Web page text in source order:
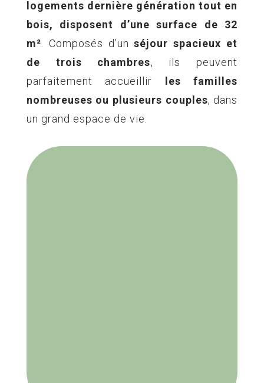
logements dernière génération tout en
bois, disposent d’une surface de 32
m² . Composés d’unséjour spacieux et
de trois chambres, ils peuvent
parfaitement accueillir les familles
nombreuses ou plusieurs couples, dans
un grand espace de vie.